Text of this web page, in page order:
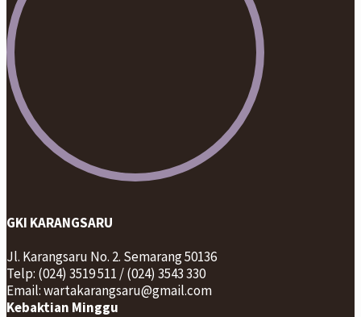
GKI KARANGSARU
Jl. Karangsaru No. 2. Semarang 50136
Telp: (024) 3519 511 / (024) 3543 330
Email: wartakarangsaru@gmail.com
Kebaktian Minggu